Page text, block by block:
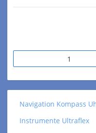
Navigation Kompass
Instrumente Ultraflex